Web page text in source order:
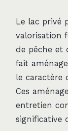
Le lac privé
valorisation
de pêche et
fait
le caractère
Ces
entretien
significative